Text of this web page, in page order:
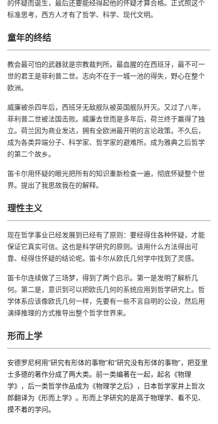
的怀疑而诞生，最后还要能经得起他的怀疑才算合格。正式照这个
标准思考，西方人才有了哲学、科学、现代文明。
童年的终结
教会最可怕的武器就是宗教裁判所。最血腥的在西班牙，最不可一
世的君王是菲利普二世。志向不在于一城一池的得失，野心在整个
欧洲。
威廉被杀四年后，西班牙无敌舰队被英国舰队歼灭。又过了八年，
菲利普二世被法国击败。威廉去世而是多年后，荷兰终于赢得了独
立。荷兰因为商业发达，拥有全欧洲最开明的言论政策。不久后，
成为各类异端分子、科学家、哲学家的避难所。成为雅典之后哲学
的第二个故乡。
笛卡尔用怀疑的眼光把所有的知识重新检查一遍，彻底怀疑整个世
界。提出了我思故我在的解释。
理性主义
现在哲学事业已经发展到已经有了原则：要经得住各种怀疑，才能
保证它真实可信。这也是科学研究的原则。该用什么方法得出可
靠、经得住怀疑的结论呢。笛卡尔从欧氏几何学中找到了灵感。
笛卡尔连续做了三场梦，得到了两个启示。第一是发明了解析几
何。第二是，意识到可以把欧氏几何的系统应用到哲学研究上。哲
学体系应该像欧氏几何一样，先要有一些不言自明的公设，然后用
演绎推理的方式推导出整个哲学世界来。
形而上学
安德罗尼柯用“研究有形体的事物”和“研究没有形体的事物”，把亚里
士多德的著作分成了两大类。前一类编著在一起，起名《物理
学》，后一类哲学作品成为《物理学之后》，日本哲学家井上哲次
郎翻译为《形而上学》。形而上学研究的是高于物理学、看不见、
摸不着的学问。